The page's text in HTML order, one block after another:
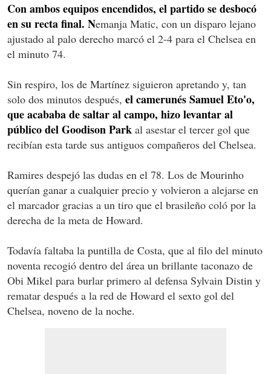
Con ambos equipos encendidos, el partido se desbocó
en su recta final. Nemanja Matic, con un disparo lejano
ajustado al palo derecho marcó el 2-4 para el Chelsea en
el minuto 74.
Sin respiro, los de Martínez siguieron apretando y, tan
solo dos minutos después, el camerunés Samuel Eto'o,
que acababa de saltar al campo, hizo levantar al
público del Goodison Park al asestar el tercer gol que
recibían esta tarde sus antiguos compañeros del Chelsea.
Ramires despejó las dudas en el 78. Los de Mourinho
querían ganar a cualquier precio y volvieron a alejarse en
el marcador gracias a un tiro que el brasileño coló por la
derecha de la meta de Howard.
Todavía faltaba la puntilla de Costa, que al filo del minuto
noventa recogió dentro del área un brillante taconazo de
Obi Mikel para burlar primero al defensa Sylvain Distin y
rematar después a la red de Howard el sexto gol del
Chelsea, noveno de la noche.